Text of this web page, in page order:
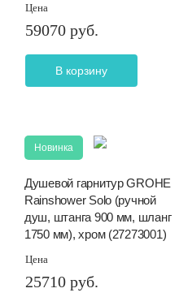
Цена
59070 руб.
В корзину
Новинка
Душевой гарнитур GROHE
Rainshower Solo (ручной
душ, штанга 900 мм, шланг
1750 мм), хром (27273001)
Цена
25710 руб.